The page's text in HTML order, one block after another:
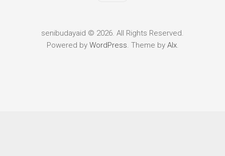
senibudayaid © 2026. All Rights Reserved.
Powered by WordPress. Theme by Alx.